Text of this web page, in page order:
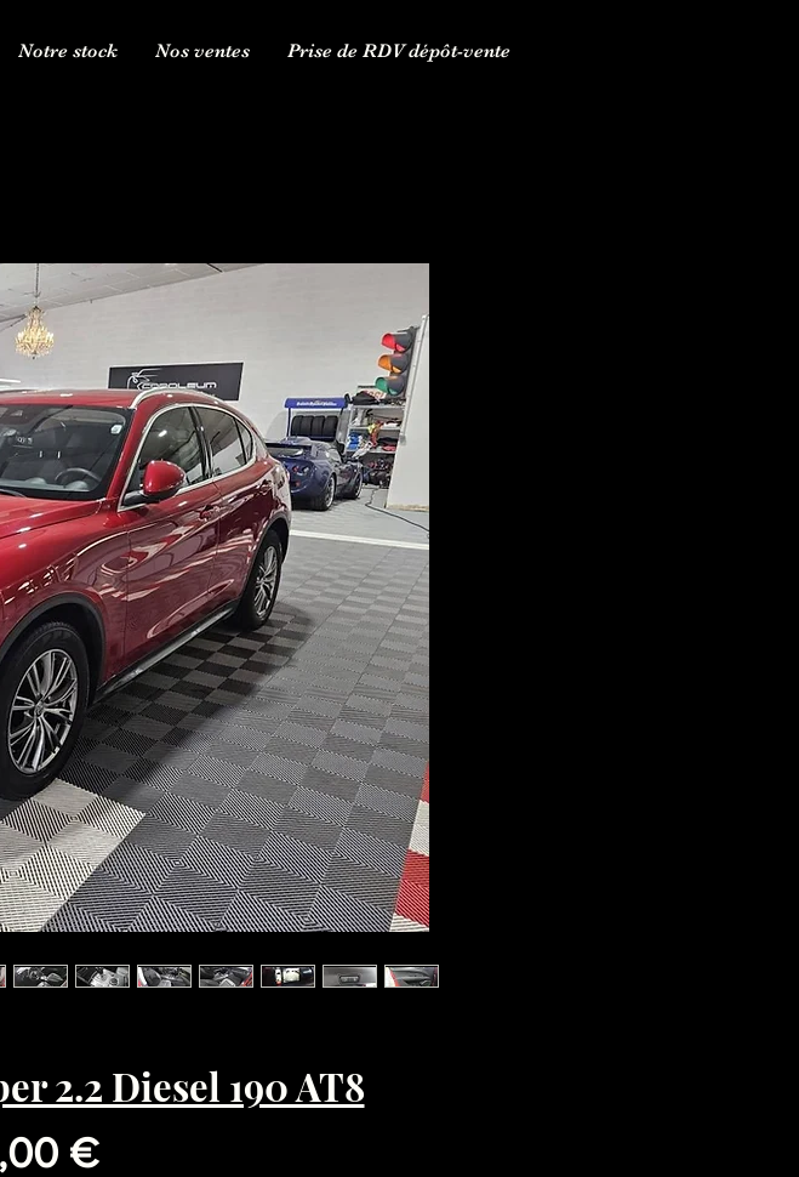
Notre stock Nos ventes Prise de RDV dépôt-vente
2.2 Diesel 190 AT8
€Prix